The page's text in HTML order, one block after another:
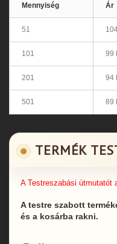
Mennyiség Ár
51
101 99
201 94
501 89
TERMÉK
A Testreszabási útmutatót
A testre szabott
és a kosárba rakni.